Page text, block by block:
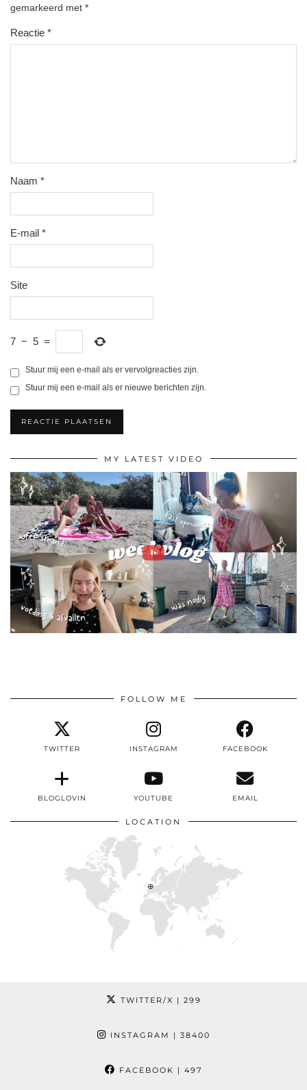
gemarkeerd met *
Reactie *
Naam *
E-mail *
Site
7 − 5 =
Stuur mij een e-mail als er vervolgreacties zijn.
Stuur mij een e-mail als er nieuwe berichten zijn.
MY LATEST VIDEO
FOLLOW ME
TWITTER INSTAGRAM FACEBOOK
BLOGLOVIN YOUTUBE EMAIL
LOCATION
TWITTER/X | 299
INSTAGRAM | 38400
FACEBOOK | 497